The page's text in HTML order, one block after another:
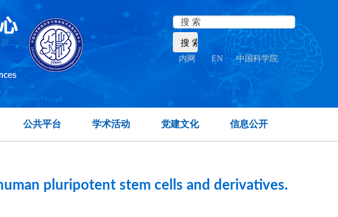
内网 EN | 中国科学院
公共平台 学术活动 党建文化 信息公开
in the primate temporal lobe.
pluripotent stem cells and derivatives.